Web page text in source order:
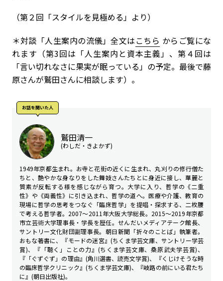
（第２回「スタイルを見極める」より）
＊対談「人生案内の流儀」全文はこちら からご覧にな
れます（第3回は「人生案内と資本主義」、第４回は
「言い切れなさに果実が眠っている」の予定。最後で藤
原さんが鷲田さんに相談します）。
お話を聞いた⼈
鷲田清一
(わしだ・きよかず)
1949年京都生まれ。お寺と花街の近くに生まれ、丸刈りの修行僧た
ちと、艶やかな身なりをした舞妓さんたちとに身近に接し、華麗と
質素が反転する様を感じながら育つ。大学に入り、哲学の《二重
性》や《両義性》に引き込まれ、哲学の道へ。医療や介護、教育の
現場に哲学の思考をつなぐ「臨床哲学」を提唱・探求する、二枚腰
で考える哲学者。2007～2011年大阪大学総長。2015～2019年京都
市立芸術大学理事長・学長を歴任。せんだいメディアテーク館長、
サントリー文化財団副理事長。朝日新聞「折々のことば」執筆者。
おもな著書に、『モードの迷宮』(ちくま学芸文庫、サントリー学芸
賞)、『「聴く」ことの力』(ちくま学芸文庫、桑原武夫学芸賞)、
『「ぐずぐず」の理由』(角川選書、読売文学賞)、『くじけそうな時
の臨床哲学クリニック』(ちくま学芸文庫)、『岐路の前にいる君たち
に』(朝日出版社)。